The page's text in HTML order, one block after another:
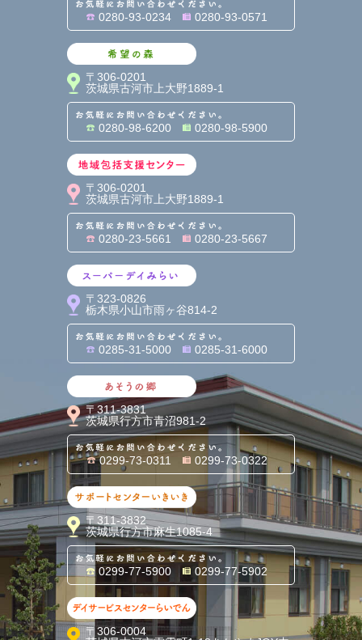
0280-93-0234 0280-93-0571
〒306-0201
茨城県古河市上大野1889-1
0280-98-6200 0280-98-5900
〒306-0201
茨城県古河市上大野1889-1
0280-23-5661 0280-23-5667
〒323-0826
栃木県小山市雨ヶ谷814-2
0285-31-5000 0285-31-6000
あそうの郷
〒311-3831
茨城県行方市青沼981-2
お気軽にお問い合わせくだ
0299-73-0311 0299-73-0322
サポートセンターいきいき
〒311-3832
茨城県行方市麻生1085-4
お気軽にお問い合わせくだ
0299-77-5900 0299-77-5902
デイサービスセンターらいでん
〒306-0004